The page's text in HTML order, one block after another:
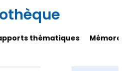
thématiques